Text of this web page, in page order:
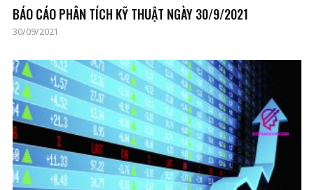
BÁO CÁO PHÂN TÍCH KỸ THUẬT NGÀY 30/9/2021
30/09/2021